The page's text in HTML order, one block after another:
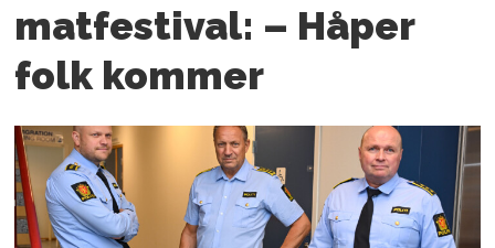
matfestival: – Håper
folk kommer